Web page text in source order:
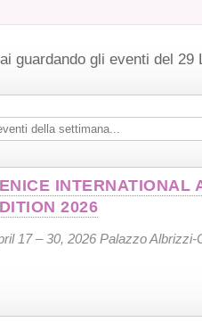
guardando gli eventi del 29
INTERNATIONAL
2026
17 – 30, 2026 Palazzo Albrizzi-